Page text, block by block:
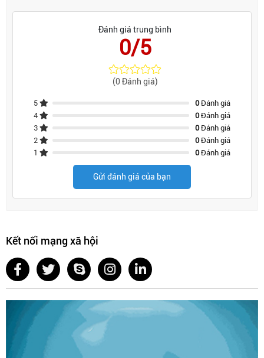
Đánh giá trung bình
0/5
(0 Đánh giá)
5 0Đánh giá
4
0Đánh giá
3
0Đánh giá
2
0Đánh giá
1
0Đánh giá
Gửi đánh giá của bạn
Kết nối mạng xã hội